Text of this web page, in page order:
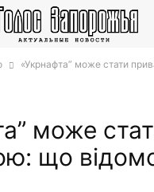
«Укрнафта” може стати
може
що